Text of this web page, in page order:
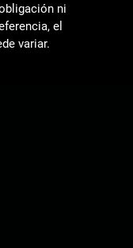
ni
el
variar.